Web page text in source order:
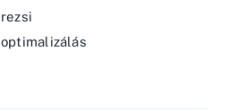
rezsi
optimalizálás